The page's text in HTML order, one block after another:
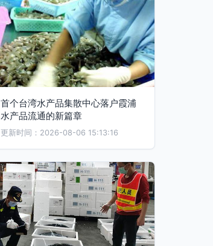
首个台湾水产品集散中心落户霞浦
水产品流通的新篇章
更新时间：2026-08-06 15:13:16